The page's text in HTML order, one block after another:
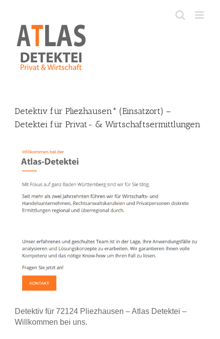
content
Detektiv für Pliezhausen* (Einsatzort) –
Detektei für Privat- & Wirtschaftsermittlungen
Detektiv für 72124 Pliezhausen – Atlas Detektei –
Willkommen bei uns.